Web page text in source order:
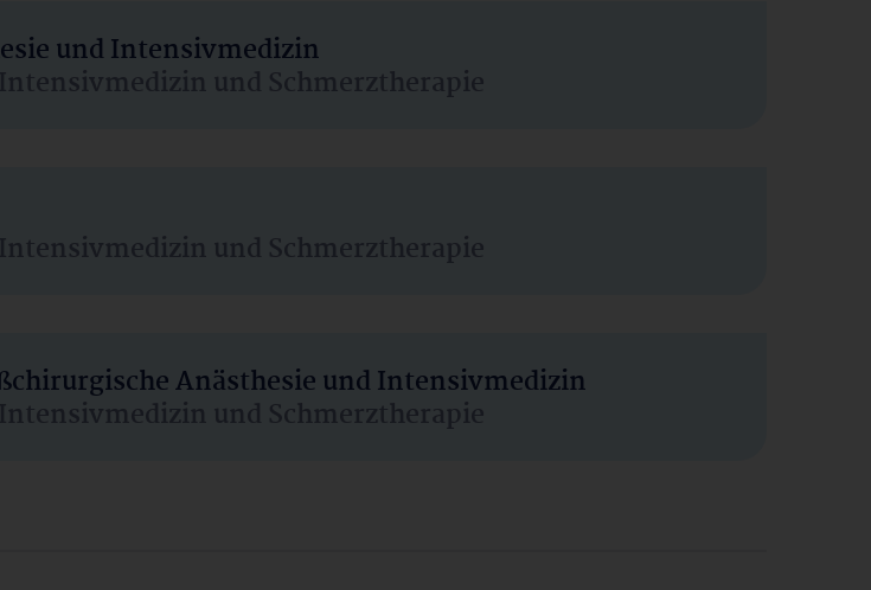
und Intensivmedizin
und Schmerztherapie
und Schmerztherapie
Anästhesie und Intensivmedizin
und Schmerztherapie